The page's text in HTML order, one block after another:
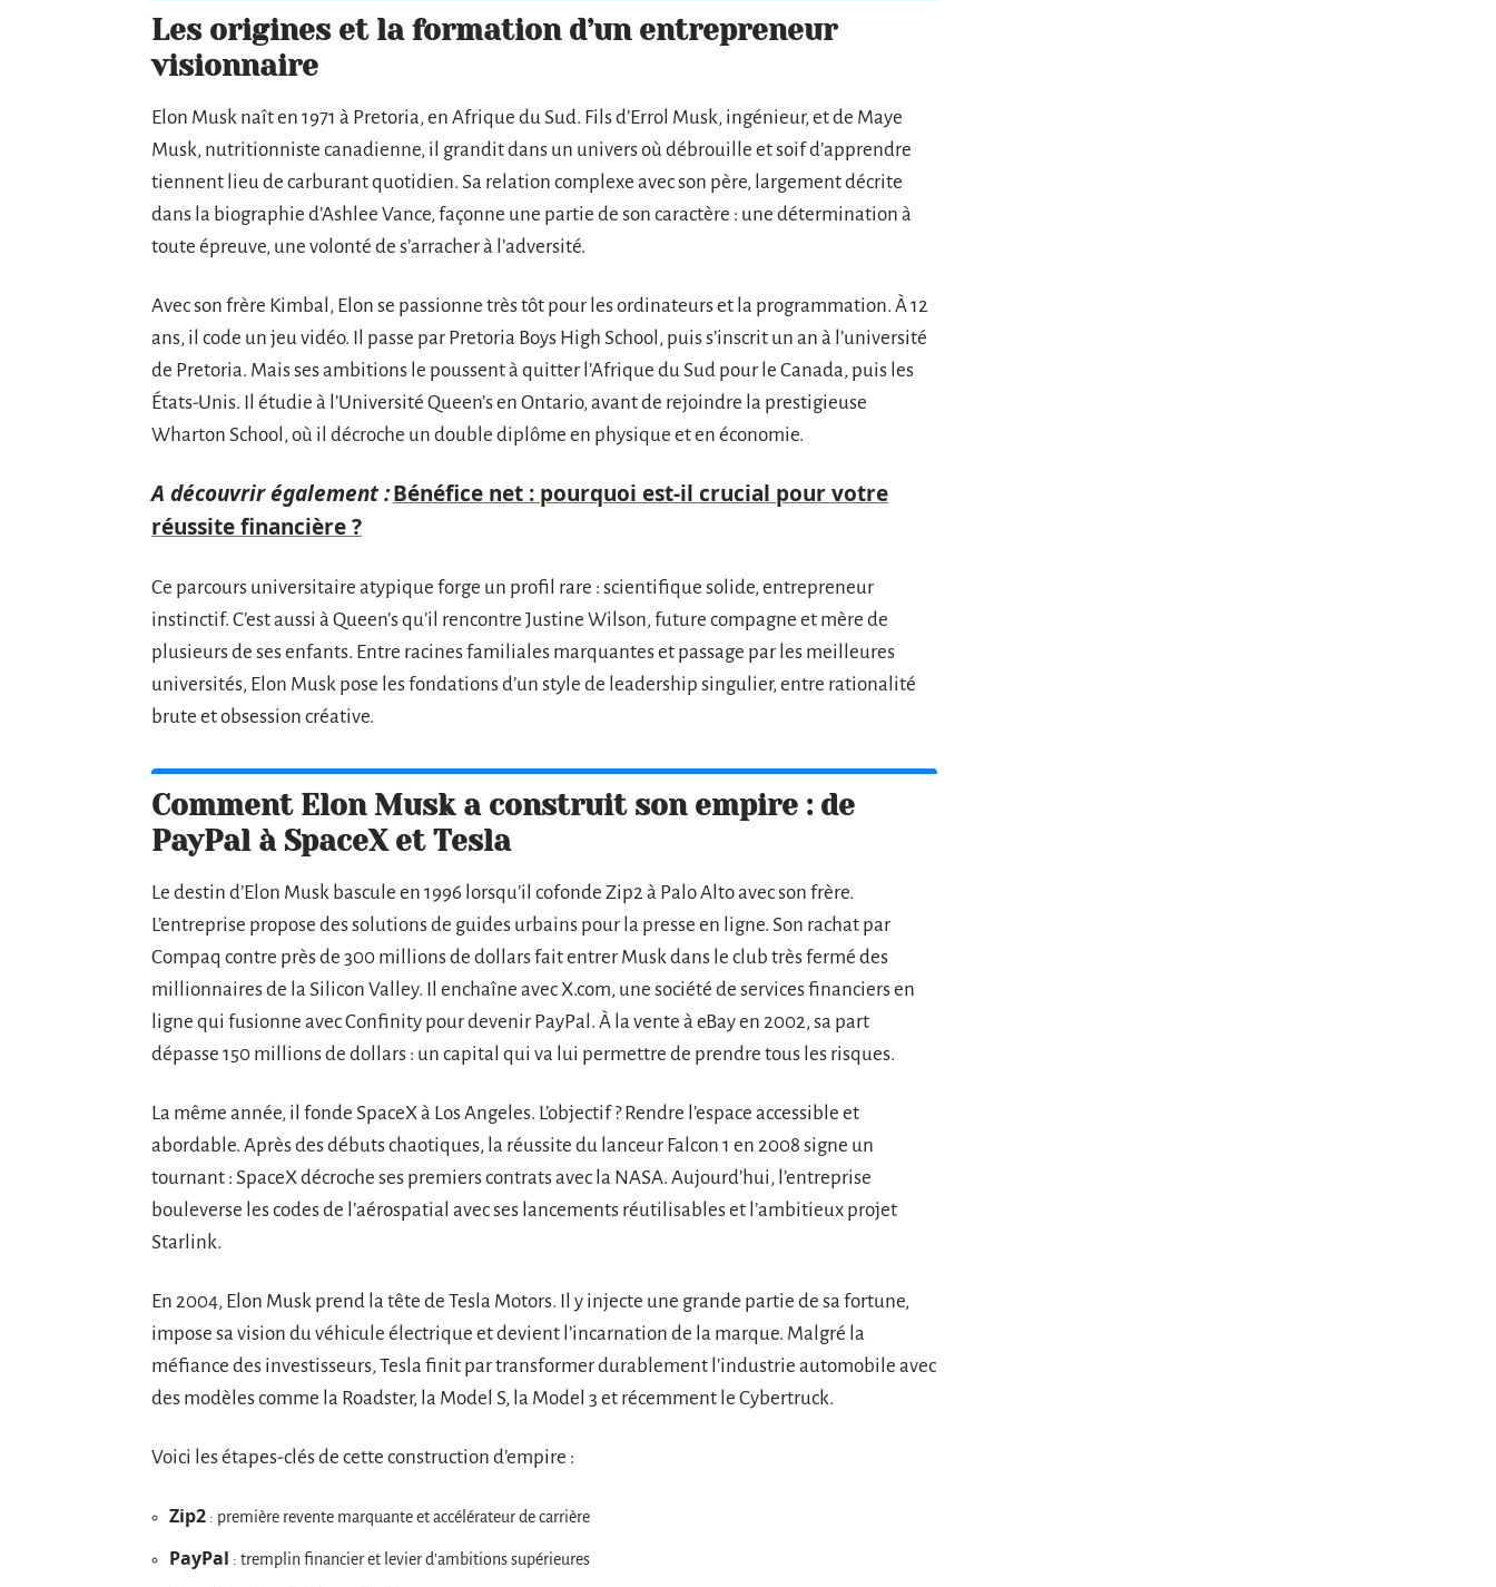
Les origines et la formation d’un entrepreneur
visionnaire
Elon Musk naît en 1971 à Pretoria, en Afrique du Sud. Fils d’Errol Musk, ingénieur, et de Maye
Musk, nutritionniste canadienne, il grandit dans un univers où débrouille et soif d’apprendre
tiennent lieu de carburant quotidien. Sa relation complexe avec son père, largement décrite
dans la biographie d’Ashlee Vance, façonne une partie de son caractère : une détermination à
toute épreuve, une volonté de s’arracher à l’adversité.
Avec son frère Kimbal, Elon se passionne très tôt pour les ordinateurs et la programmation. À 12
ans, il code un jeu vidéo. Il passe par Pretoria Boys High School, puis s’inscrit un an à l’université
de Pretoria. Mais ses ambitions le poussent à quitter l’Afrique du Sud pour le Canada, puis les
États-Unis. Il étudie à l’Université Queen’s en Ontario, avant de rejoindre la prestigieuse
Wharton School, où il décroche un double diplôme en physique et en économie.
A découvrir également :Bénéfice net : pourquoi est-il crucial pour votre
réussite financière ?
Ce parcours universitaire atypique forge un profil rare : scientifique solide, entrepreneur
instinctif. C’est aussi à Queen’s qu’il rencontre Justine Wilson, future compagne et mère de
plusieurs de ses enfants. Entre racines familiales marquantes et passage par les meilleures
universités, Elon Musk pose les fondations d’un style de leadership singulier, entre rationalité
brute et obsession créative.
Comment Elon Musk a construit son empire : de
PayPal à SpaceX et Tesla
Le destin d’Elon Musk bascule en 1996 lorsqu’il cofonde Zip2 à Palo Alto avec son frère.
L’entreprise propose des solutions de guides urbains pour la presse en ligne. Son rachat par
Compaq contre près de 300 millions de dollars fait entrer Musk dans le club très fermé des
millionnaires de la Silicon Valley. Il enchaîne avec X.com, une société de services financiers en
ligne qui fusionne avec Confinity pour devenir PayPal. À la vente à eBay en 2002, sa part
dépasse 150 millions de dollars : un capital qui va lui permettre de prendre tous les risques.
La même année, il fonde SpaceX à Los Angeles. L’objectif ? Rendre l’espace accessible et
abordable. Après des débuts chaotiques, la réussite du lanceur Falcon 1 en 2008 signe un
tournant : SpaceX décroche ses premiers contrats avec la NASA. Aujourd’hui, l’entreprise
bouleverse les codes de l’aérospatial avec ses lancements réutilisables et l’ambitieux projet
Starlink.
En 2004, Elon Musk prend la tête de Tesla Motors. Il y injecte une grande partie de sa fortune,
impose sa vision du véhicule électrique et devient l’incarnation de la marque. Malgré la
méfiance des investisseurs, Tesla finit par transformer durablement l’industrie automobile avec
des modèles comme la Roadster, la Model S, la Model 3 et récemment le Cybertruck.
Voici les étapes-clés de cette construction d’empire :
Zip2 : première revente marquante et accélérateur de carrière
PayPal : tremplin financier et levier d’ambitions supérieures